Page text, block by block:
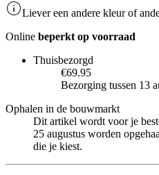
Liever een andere kleur of
Online beperkt op voorraad
Thuisbezorgd
€69.95
Bezorging tussen 13
Ophalen in de bouwmarkt
Dit artikel wordt voor je
25 augustus worden
die je kiest.